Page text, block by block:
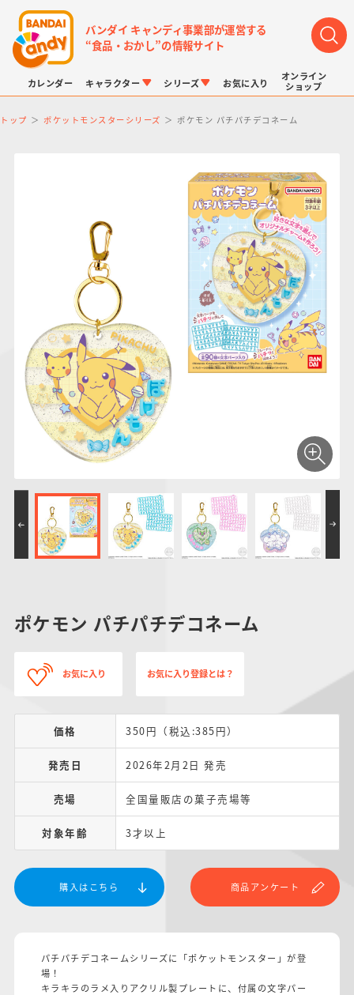
バンダイ キャンディ事業部が運営する
“食品・おかし”の情報サイト
カレンダー キャラクター
仮面ライダーシリー
ズ
PROJECT R.E.D.・
スーパー戦隊シリー
ズ
プリキュアシリーズ
ガンダムシリーズ
ポケットモンスター
ドラゴンボール
アンパンマン
サンリオキャラクタ
ーズ
シリーズ
キャラパキ
つりグミ
チョコサプ
にふぉるめーしょん
＆スクエアシール
SMPシリーズ
ポケモンキッズ
ポケモンスケールワ
ールド
キャラデコ
お気に入り
オンライン
ショップ
トップ ポケットモンスターシリーズ ポケモン パチパチデコネーム
ポケモン パチパチデコネーム
お気に入り お気に入り登録とは？
価格 350円（税込:385円）
発売日 2026年2月2日 発売
売場 全国量販店の菓子売場等
対象年齢 3才以上
購入はこちら 商品アンケート
パチパチデコネームシリーズに「ポケットモンスター」が登
場！
キラキラのラメ入りアクリル製プレートに、付属の文字パー